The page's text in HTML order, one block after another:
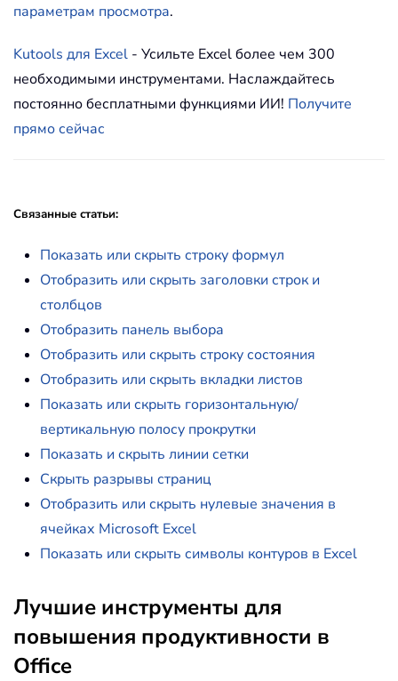
параметрам просмотра.
Kutools для Excel - Усильте Excel более чем 300
необходимыми инструментами. Наслаждайтесь
постоянно бесплатными функциями ИИ! Получите
прямо сейчас
Связанные статьи:
Показать или скрыть строку формул
Отобразить или скрыть заголовки строк и
столбцов
Отобразить панель выбора
Отобразить или скрыть строку состояния
Отобразить или скрыть вкладки листов
Показать или скрыть горизонтальную/
вертикальную полосу прокрутки
Показать и скрыть линии сетки
Скрыть разрывы страниц
Отобразить или скрыть нулевые значения в
ячейках Microsoft Excel
Показать или скрыть символы контуров в Excel
Лучшие инструменты для
повышения продуктивности в
Office